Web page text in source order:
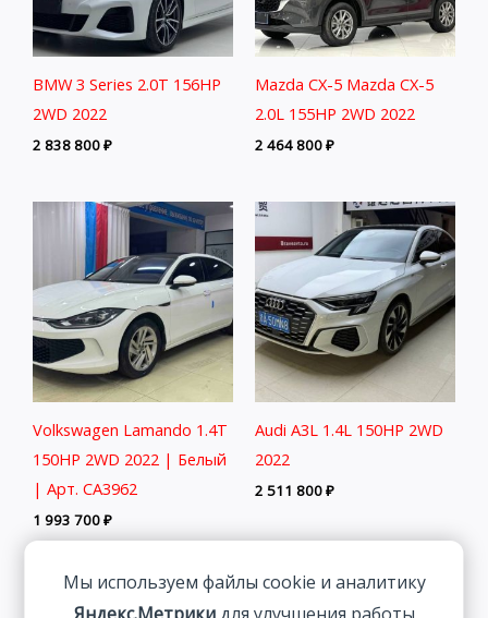
BMW 3 Series 2.0T 156HP
2WD 2022
2 838 800₽
Mazda CX-5 Mazda CX-5
2.0L 155HP 2WD 2022
2 464 800₽
Volkswagen Lamando 1.4T
150HP 2WD 2022 | Белый
| Арт. CA3962
1 993 700₽
Audi A3L 1.4L 150HP 2WD
2022
2 511 800₽
Мы используем файлы cookie и аналитику
Яндекс.Метрикидля улучшения работы